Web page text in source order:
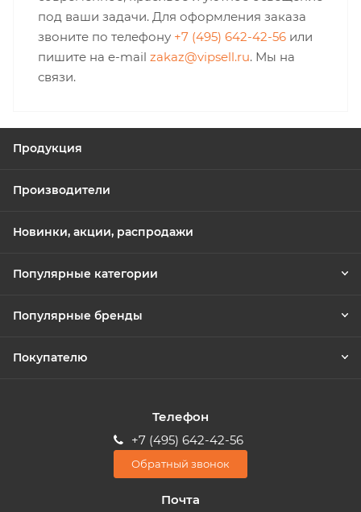
под ваши задачи. Для оформления заказа
звоните по телефону +7 (495) 642-42-56 или
пишите на e-mail zakaz@vipsell.ru. Мы на
связи.
Продукция
Производители
Новинки, акции, распродажи
Популярные категории
Популярные бренды
Покупателю
Телефон
+7 (495) 642-42-56
Обратный звонок
Почта